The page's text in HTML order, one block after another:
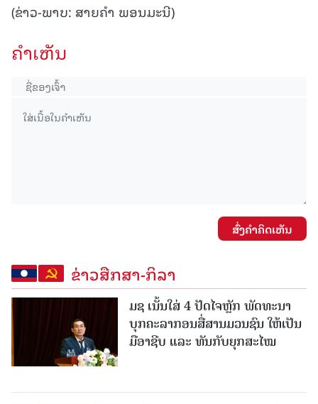
(ຂ່າວ-ພາບ: ສາຍຄຳ ພອນມະນີ)
ຄໍາເຫັນ
ສົ່ງຄໍາຄິດເຫັນ
ຂ່າວສືກສາ-ກິລາ
ມຊ ເນັ້ນໃສ່ 4 ປັດໄຈຫຼັກ ພັດທະນາ
ບຸກຄະລາກອນສື່ສານມວນຊົນ ໃຫ້ເປັນ
ມືອາຊີບ ແລະ ທັນກັບຍຸກສະໄໝ